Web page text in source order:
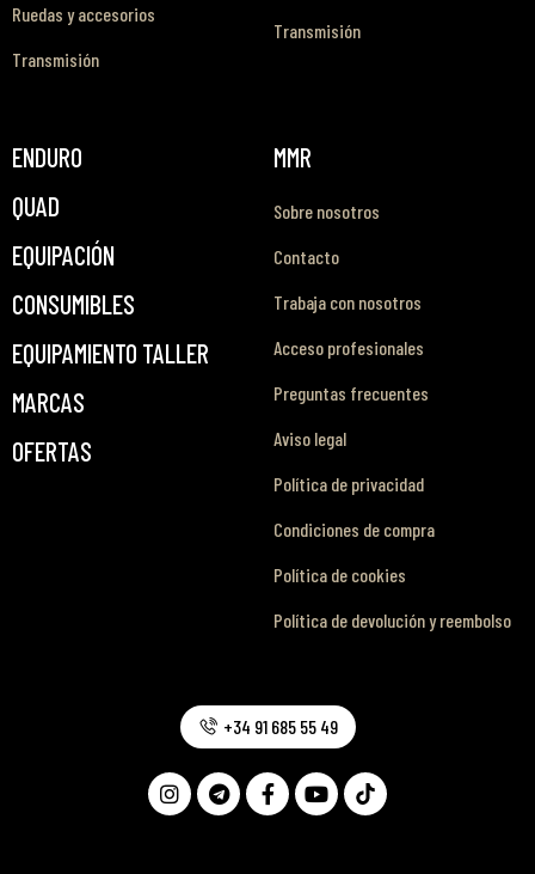
Ruedas y accesorios
Transmisión
Transmisión
ENDURO
QUAD
EQUIPACIÓN
CONSUMIBLES
EQUIPAMIENTO TALLER
MARCAS
OFERTAS
MMR
Sobre nosotros
Contacto
Trabaja con nosotros
Acceso profesionales
Preguntas frecuentes
Aviso legal
Política de privacidad
Condiciones de compra
Política de cookies
Política de devolución y reembolso
+34 91 685 55 49